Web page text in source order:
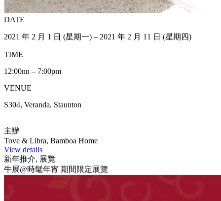
DATE
2021 年 2 月 1 日 (星期一) – 2021 年 2 月 11 日 (星期四)
TIME
12:00nn – 7:00pm
VENUE
S304, Veranda, Staunton
主辦
Tove & Libra, Bamboa Home
View details
新年推介, 展覽
牛展@時髦年宵 期間限定展覽